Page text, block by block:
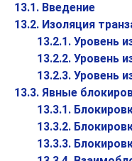
13.1. Введение
13.2. Изоляция
13.2.1. Уровень
13.2.2. Уровень
13.2.3. Уровень
13.3. Явные
13.3.1.
13.3.2.
13.3.3.